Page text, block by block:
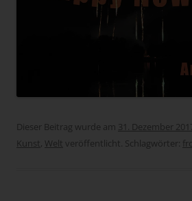
Dieser Beitrag wurde am 31. Dezember
Kunst, Welt veröffentlicht. Schlagwörter: